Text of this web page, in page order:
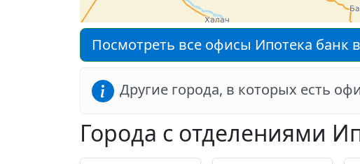
Посмотреть все офисы Ипотека банк
Другие города, в которых есть
Города с отделениями